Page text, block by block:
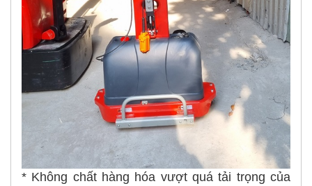
* Không chất hàng hóa vượt quá tải trọng của